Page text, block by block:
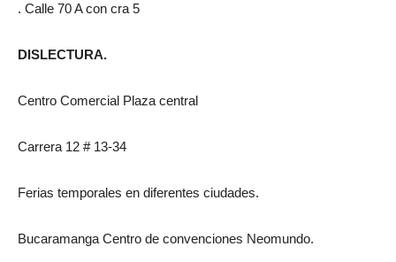
. Calle 70 A con cra 5
DISLECTURA.
Centro Comercial Plaza central
Carrera 12 # 13-34
Ferias temporales en diferentes ciudades.
Bucaramanga Centro de convenciones Neomundo.